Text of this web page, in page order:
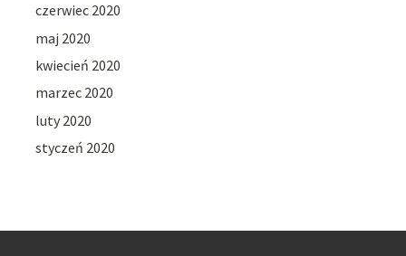
czerwiec 2020
maj 2020
kwiecień 2020
marzec 2020
luty 2020
styczeń 2020